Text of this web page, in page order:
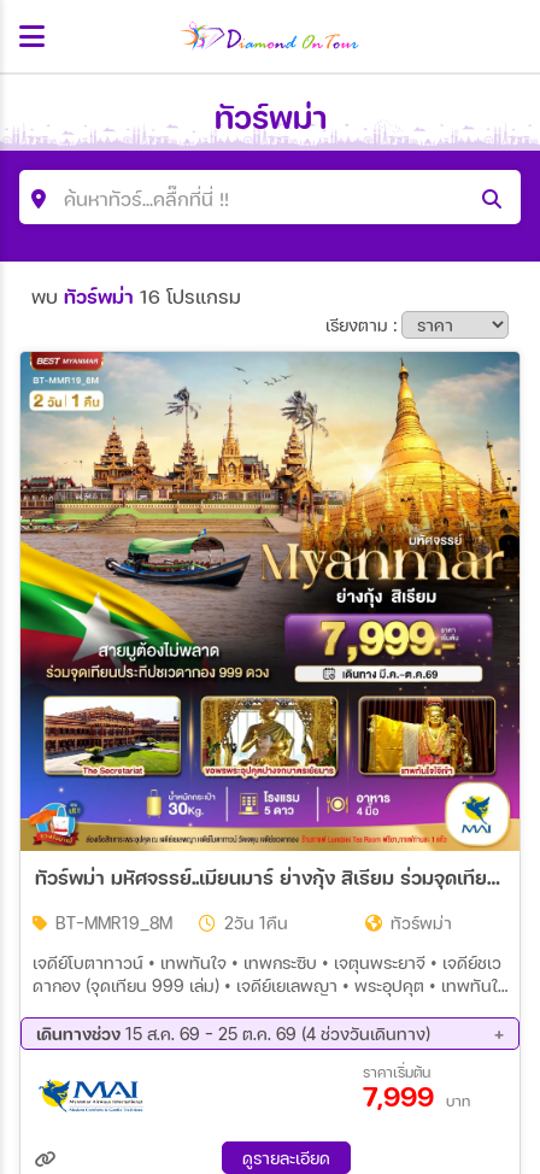
ทัวร์พม่า
ค้นหาทัวร์...คลื๊กที่นี่ !!
ประเทศ
เมือง
สายการบิน
ตั้งแต่วันที่
ถึงวันที่
เฉพาะเดือน
เฉพาะเทศกาล
พบ ทัวร์พม่า 16 โปรแกรม
เรียงตาม :
ทัวร์พม่า มหัศจรรย์..เมียนมาร์ ย่างกุ้ง สิเรียม ร่วมจุดเทียนประทีปชเวดากอง 999 ดวง 2วัน 1คืน (8M)
BT-MMR19_8M 2วัน 1คืน
ทัวร์พม่า
เจดีย์โบตาทาวน์ • เทพทันใจ • เทพกระซิบ • เจตุนพระยาจี • เจดีย์ชเว
ดากอง (จุดเทียน 999 เล่ม) • เจดีย์เยเลพญา • พระอุปคุต • เทพทันใจ
เดินทางช่วง 15 ส.ค. 69 - 25 ต.ค. 69 (4 ช่วงวันเดินทาง)
19 ก.ย. 69 - 20 ก.ย. 69
10 ต.ค. 69 - 11 ต.ค. 69
24 ต.ค. 69 - 25 ต.ค. 69
ราคาเริ่มต้น
7,999 บาท
ดูรายละเอียด